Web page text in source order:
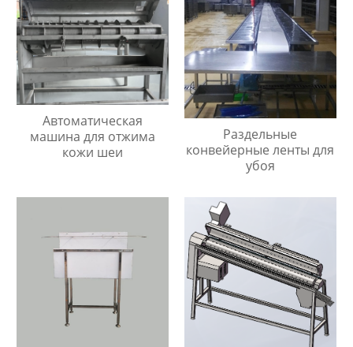
Автоматическая
машина для отжима
кожи шеи
Раздельные
конвейерные ленты для
убоя